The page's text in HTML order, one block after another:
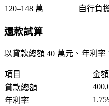
120–148 萬 自行負
還款試算
以貸款總額 40 萬元、年利率
項目
金額
貸款總額
年利率